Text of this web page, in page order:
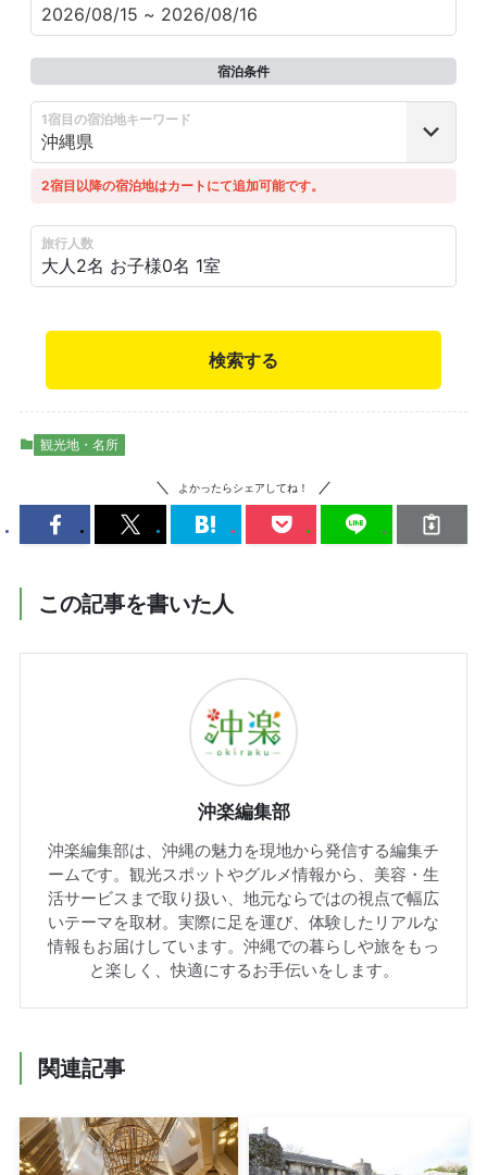
宿泊条件
1宿目の宿泊地キーワード
2宿目以降の宿泊地はカートにて追加可能です。
旅行人数
大人2名 お子様0名 1室
検索する
観光地・名所
よかったらシェアしてね！
この記事を書いた人
沖楽編集部
沖楽編集部は、沖縄の魅力を現地から発信する編集チ
ームです。観光スポットやグルメ情報から、美容・生
活サービスまで取り扱い、地元ならではの視点で幅広
いテーマを取材。実際に足を運び、体験したリアルな
情報もお届けしています。沖縄での暮らしや旅をもっ
と楽しく、快適にするお手伝いをします。
関連記事